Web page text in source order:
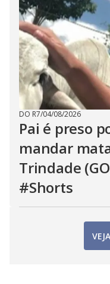
DO R7/04/08/2026
Pai é preso
mandar
Trindade
#Shorts